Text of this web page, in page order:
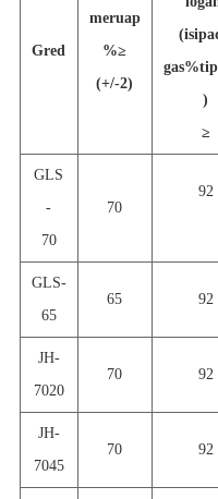
Gred
meruap
%≥
(+/-2)
)
≥
GLS
-
70
70
92
GLS-
65
65 92
JH-
7020
70 92
JH-
7045
70 92